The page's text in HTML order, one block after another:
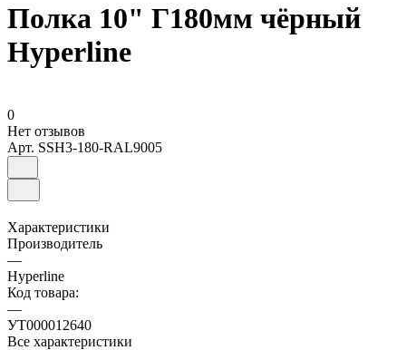
Полка 10" Г180мм чёрный
Hyperline
0
Нет отзывов
Арт. SSH3-180-RAL9005
Характеристики
Производитель
—
Hyperline
Код товара:
—
УТ000012640
Все характеристики